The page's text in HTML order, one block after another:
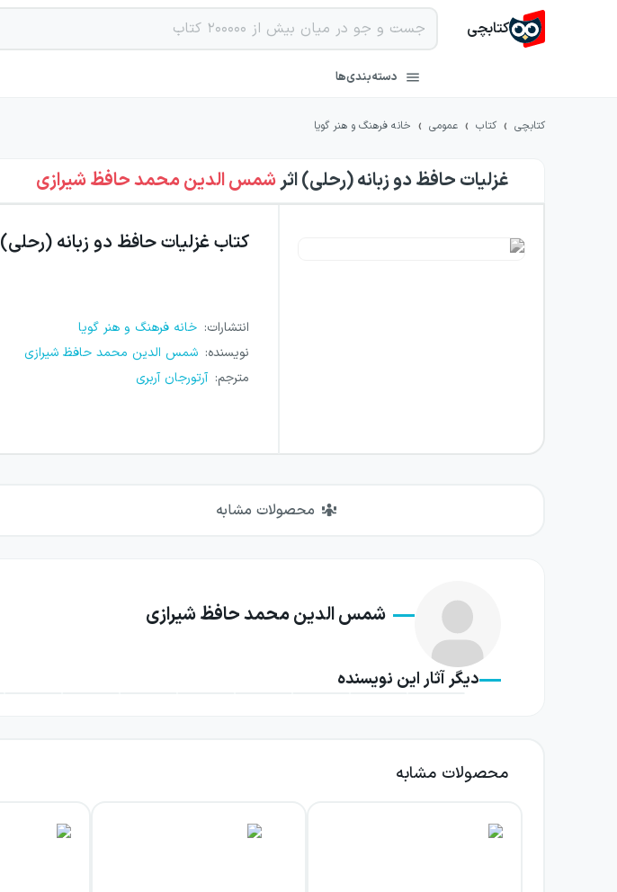
کتابچی
دسته‌بندی‌ها
کتابچی › کتاب › عمومی › خانه فرهنگ و هنر گویا
غزلیات حافظ دو زبانه (رحلی)اثرشمس الدین محمد حافظ شیرازی
کتابغزلیات حافظ دو زبانه (رحلی)
انتشارات: خانه فرهنگ و هنر گویا
نویسنده: شمس الدین محمد حافظ شیرازی
مترجم: آرتورجان آربری
محصولات مشابه
شمس الدین محمد حافظ شیرازی
دیگر آثار این نویسنده
محصولات مشابه